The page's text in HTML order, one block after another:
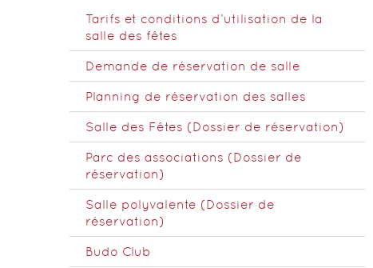
Tarifs et conditions d’utilisation de la
salle des fêtes
Demande de réservation de salle
Planning de réservation des salles
Salle des Fêtes (Dossier de réservation)
Parc des associations (Dossier de
réservation)
Salle polyvalente (Dossier de
réservation)
Budo Club